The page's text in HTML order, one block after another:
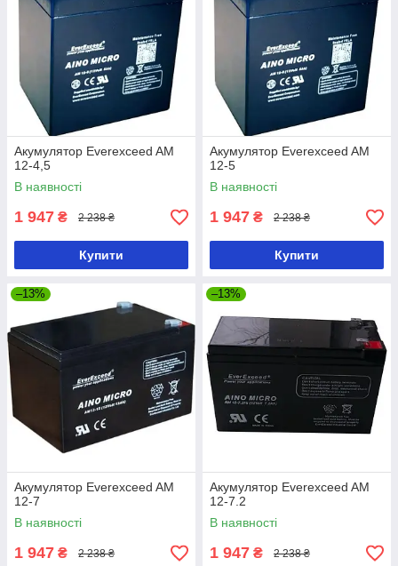
Акумулятор Everexceed AM
12-4,5
В наявності
1 947 ₴ 2 238 ₴
Купити
Акумулятор Everexceed AM
12-5
В наявності
1 947 ₴ 2 238 ₴
Купити
–13%
Акумулятор Everexceed AM
12-7
В наявності
1 947 ₴ 2 238 ₴
–13%
Акумулятор Everexceed AM
12-7.2
В наявності
1 947 ₴ 2 238 ₴